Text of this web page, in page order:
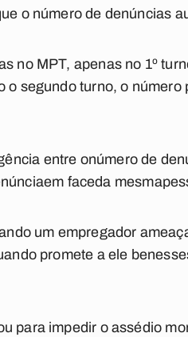
o número de denúncias
no MPT, apenas no 1º
o segundo turno, o
ência entre onúmero de
núnciaem faceda mesma
um empregador
promete a ele
para impedir o assédio